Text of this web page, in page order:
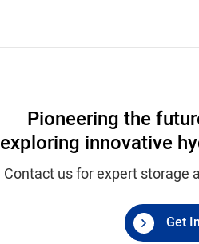
Pioneering the
exploring innovative
Contact us for expert storage
Get